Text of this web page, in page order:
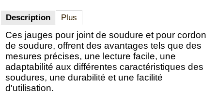
Description Plus
Ces jauges pour joint de soudure et pour cordon
de soudure, offrent des avantages tels que des
mesures précises, une lecture facile, une
adaptabilité aux différentes caractéristiques des
soudures, une durabilité et une facilité
d'utilisation.